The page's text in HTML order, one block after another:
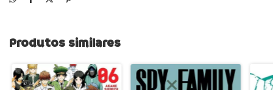
Produtos similares